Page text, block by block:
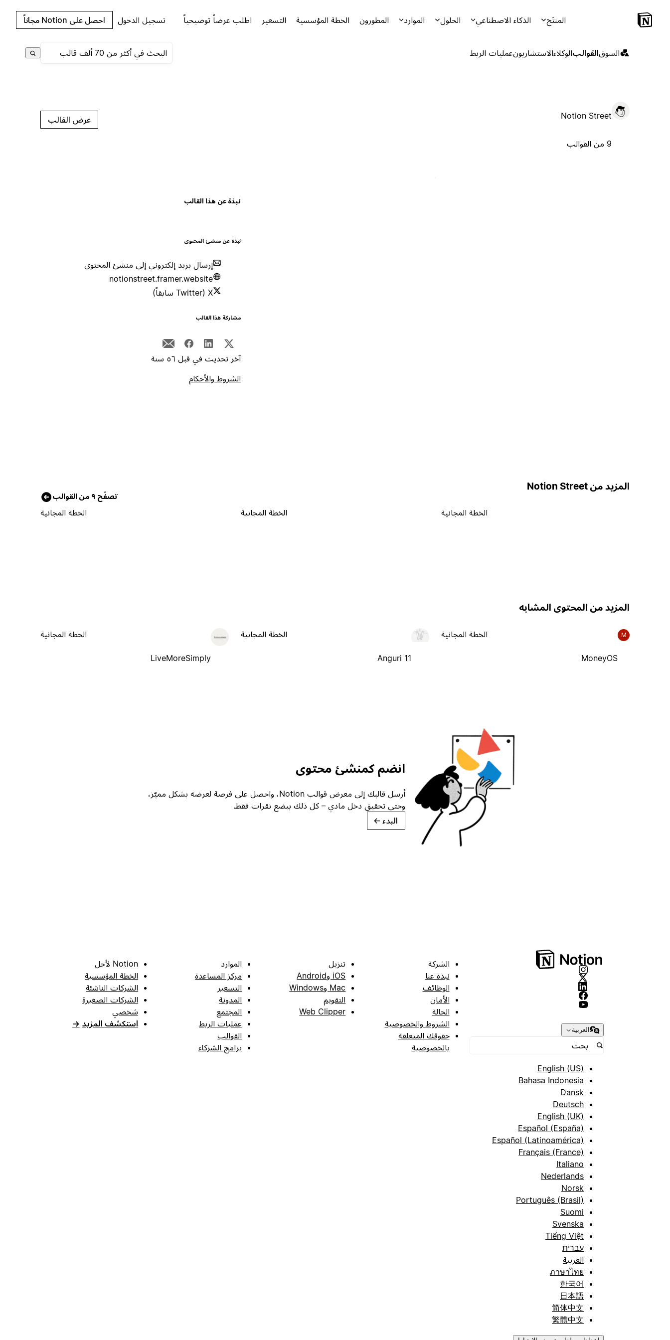
المنتَج الذكاء الاصطناعي الحلول الموارد المطورون الخطة المؤسسية التسعير اطلب عرضاً توضيحياً تسجيل الدخول احصل على Notion مجاناً
السوقالقوالبالوكلاءالاستشاريونعمليات الربط
Notion Street
9 من القوالب
عرض القالب
نبذة عن هذا القالب
نبذة عن منشئ المحتوى
إرسال بريد إلكتروني إلى منشئ المحتوى
notionstreet.framer.website
X (Twitter سابقاً)
مشاركة هذا القالب
آخر تحديث في قبل ٥٦ سنة
الشروط والأحكام
المزيد من Notion Street
تصفّح ٩ من القوالب
الخطة المجانية الخطة المجانية الخطة المجانية
المزيد من المحتوى المشابه
M
MoneyOS
الخطة المجانية
Anguri 11
الخطة المجانية
LiveMoreSimply
الخطة المجانية
انضم كمنشئ محتوى
أرسل قالبك إلى معرض قوالب Notion، واحصل على فرصة لعرضه بشكل مميّز،
وحتى تحقيق دخل مادي – كل ذلك ببضع نقرات فقط.
البدء →
العربية
English (US)
Bahasa Indonesia
Dansk
Deutsch
English (UK)
Español (España)
Español (Latinoamérica)
Français (France)
Italiano
Nederlands
Norsk
Português (Brasil)
Suomi
Svenska
Tiếng Việt
עברית
العربية
ภาษาไทย
한국어
日本語
简体中文
繁體中文
الشركة
نبذة عنا
الوظائف
الأمان
الحالة
الشروط والخصوصية
حقوقك المتعلقة
بالخصوصية
تنزيل
iOS وAndroid
Mac وWindows
التقويم
Web Clipper
الموارد
مركز المساعدة
التسعير
المدونة
المجتمع
عمليات الربط
القوالب
برامج الشركاء
Notion لأجل
الخطة المؤسسية
الشركات الناشئة
الشركات الصغيرة
شخصي
استكشف المزيد →